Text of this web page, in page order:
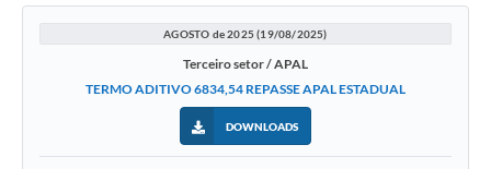
AGOSTO de 2025 (19/08/2025)
Terceiro setor / APAL
TERMO ADITIVO 6834,54 REPASSE APAL ESTADUAL
DOWNLOADS